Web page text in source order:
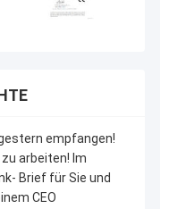
empfangen!
arbeiten! Im
Brief für Sie und
CEO